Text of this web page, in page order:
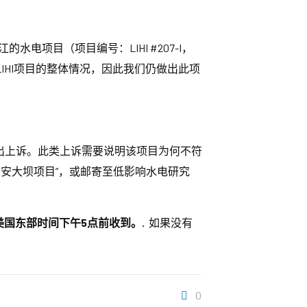
的水电项目（项目编号：LIHI #207-I，
项目的整体情况，因此我们仍做出此项
诉。此类上诉需要说明该项目为何不符
大坝项目”，或邮寄至低影响水电研究
国东部时间下午5点前收到。. 如果没有
0